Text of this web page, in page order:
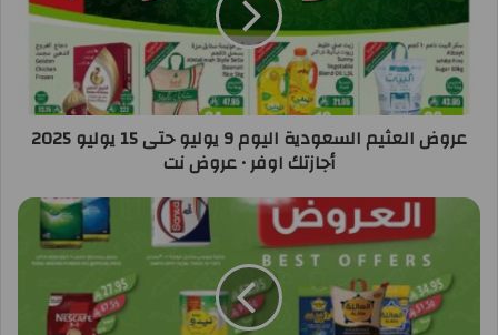
عروض العثيم السعودية اليوم 9 يوليو حتى 15 يوليو 2025
أجازتك اوفر • عروض نت